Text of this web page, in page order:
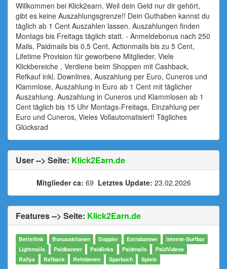
Willkommen bei Klick2earn. Weil dein Geld nur dir gehört,
gibt es keine Auszahlungsgrenze!! Dein Guthaben kannst du
täglich ab 1 Cent Auszahlen lassen. Auszahlungen finden
Montags bis Freitags täglich statt. - Anmeldebonus nach 250
Mails, Paidmails bis 0,5 Cent, Actionmails bis zu 5 Cent,
Lifetime Provision für geworbene Mitglieder, Viele
Klickbereiche , Verdiene beim Shoppen mit Cashback,
Refkauf inkl. Downlines, Auszahlung per Euro, Cuneros und
Klammlose, Auszahlung in Euro ab 1 Cent mit täglicher
Auszahlung. Auszahlung in Cuneros und Klammlosen ab 1
Cent täglich bis 15 Uhr Montags-Freitags, Einzahlung per
Euro und Cuneros, Vieles Vollautomatisiert! Tägliches
Glücksrad
User --> Seite: Klick2Earn.de
Mitglieder ca: 69 Letztes Update: 23.02.2026
Features --> Seite: Klick2Earn.de
Bettellink Bonusaktionen Doppler Extrabanner
interne-Surfbar
Lightmails
Paidbanner Paidlinks Paidmails
PaidVideos
Rallys
Refback Refebenen Sparbuch Spiele